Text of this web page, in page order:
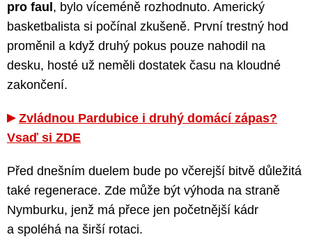
pro faul, bylo víceméně rozhodnuto. Americký
basketbalista si počínal zkušeně. První trestný hod
proměnil a když druhý pokus pouze nahodil na
desku, hosté už neměli dostatek času na kloudné
zakončení.
Zvládnou Pardubice i druhý domácí zápas?
Vsaď si ZDE
Před dnešním duelem bude po včerejší bitvě důležitá
také regenerace. Zde může být výhoda na straně
Nymburku, jenž má přece jen početnější kádr
a spoléhá na širší rotaci.